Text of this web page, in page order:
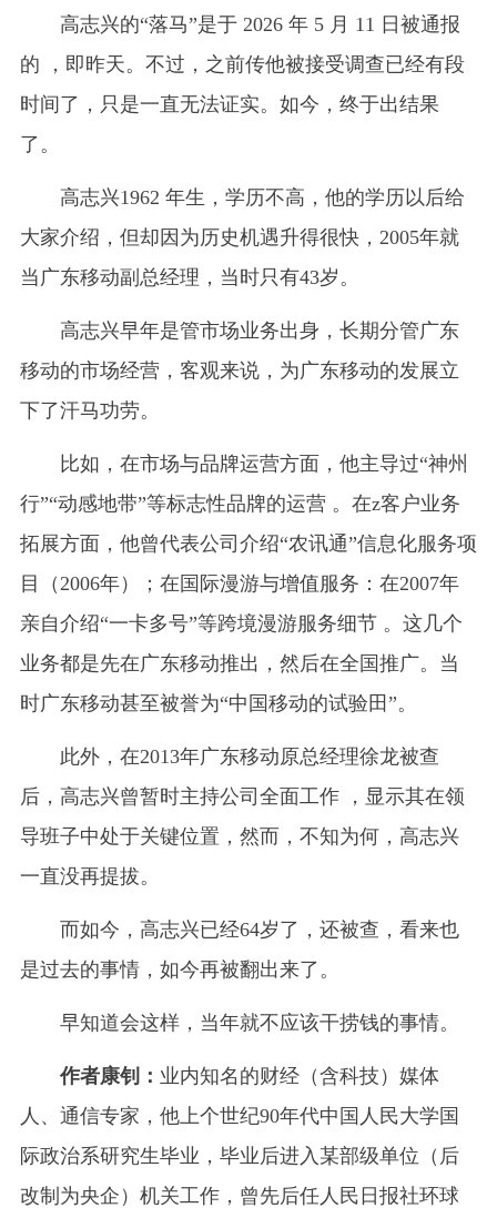
高志兴的“落马”是于 2026 年 5 月 11 日被通报
的 ，即昨天。不过，之前传他被接受调查已经有段
时间了，只是一直无法证实。如今，终于出结果
了。
高志兴1962 年生，学历不高，他的学历以后给
大家介绍，但却因为历史机遇升得很快，2005年就
当广东移动副总经理，当时只有43岁。
高志兴早年是管市场业务出身，长期分管广东
移动的市场经营，客观来说，为广东移动的发展立
下了汗马功劳。
比如，在市场与品牌运营‌方面，他主导过“神州
行”“动感地带”等标志性品牌的运营 ‌‌。在z客户业务
拓展‌方面，他曾代表公司介绍“农讯通”信息化服务项
目（2006年）‌‌；在国际漫游与增值服务‌：在2007年
亲自介绍“一卡多号”等跨境漫游服务细节 ‌‌。这几个
业务都是先在广东移动推出，然后在全国推广。当
时广东移动甚至被誉为“中国移动的试验田”。
此外，在2013年广东移动原总经理徐龙被查
后，高志兴曾‌暂时主持公司全面工作‌ ，显示其在领
导班子中处于关键位置，然而，不知为何，高志兴
一直没再提拔。
而如今，高志兴已经64岁了，还被查，看来也
是过去的事情，如今再被翻出来了。
早知道会这样，当年就不应该干捞钱的事情。
作者康钊： 业内知名的财经（含科技）媒体
人、通信专家，他上个世纪90年代中国人民大学国
际政治系研究生毕业，毕业后进入某部级单位（后
改制为央企）机关工作，曾先后任人民日报社环球